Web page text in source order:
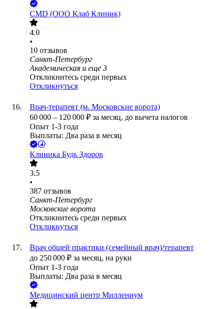
CMD (ООО Клаб Клиник)
4.0
•
10 отзывов
Санкт-Петербург
Академическая и еще 3
Откликнитесь среди первых
Откликнуться
Врач-терапевт (м. Московские ворота)
60 000 – 120 000 ₽ за месяц, до вычета налогов
Опыт 1-3 года
Выплаты: Два раза в месяц
Клиника Будь Здоров
3.5
•
387 отзывов
Санкт-Петербург
Московские ворота
Откликнитесь среди первых
Откликнуться
Врач общей практики (семейный врач)/терапевт
до 250 000 ₽ за месяц, на руки
Опыт 1-3 года
Выплаты: Два раза в месяц
Медицинский центр Миллениум